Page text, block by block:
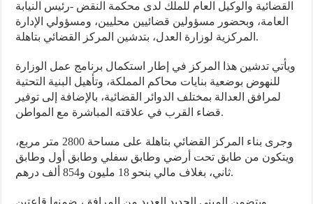
القضائية والوكيل العام للملك لدى محكمة النقض -رئيس النيابة
العامة، وبحضور مسؤولين قضائيين محليين، ومسؤولي الإدارة
المركزية لوزارة العدل، بتدشين المركز القضائي بتاهلة.
ويأتي تدشين هذا المركز في إطار استكمال برنامج عمل الوزارة
للنهوض بوضعية بنايات محاكم المملكة، وتأهيل البنية التحتية
لمرافق العدالة بمختلف الدوائر القضائية، بالإضافة إلى توفير
قضاء القرب في علاقته المباشرة مع المواطن.
وجرى بناء المركز القضائي بتاهلة على مساحة 2800 متر مربع،
ويتكون من طابق تحت أرضي وطابق سفلي وطابق أول وطابق
ثاني، بغلاف مالي بنحو 18 مليون و854 ألف درهم.